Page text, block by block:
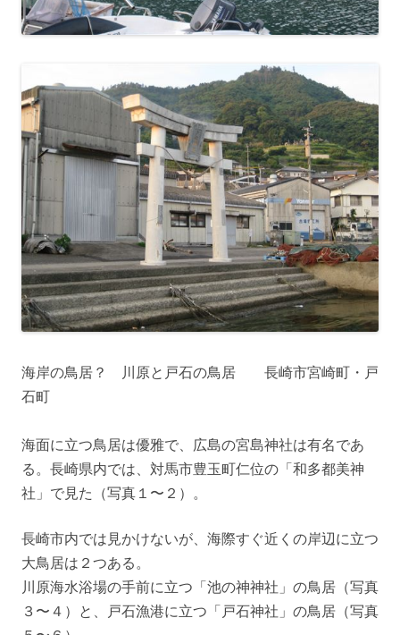
海岸の鳥居？ 川原と戸石の鳥居 長崎市宮崎町・戸
石町
海面に立つ鳥居は優雅で、広島の宮島神社は有名であ
る。長崎県内では、対馬市豊玉町仁位の「和多都美神
社」で見た（写真１〜２）。
長崎市内では見かけないが、海際すぐ近くの岸辺に立つ
大鳥居は２つある。
川原海水浴場の手前に立つ「池の神神社」の鳥居（写真
３〜４）と、戸石漁港に立つ「戸石神社」の鳥居（写真